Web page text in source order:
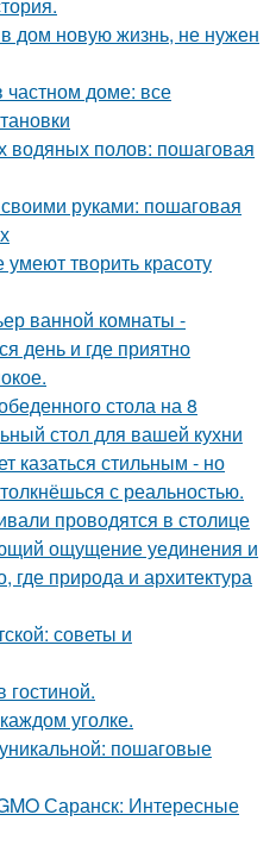
дом новую жизнь, не нужен
доме: все
полов: пошаговая
руками: пошаговая
творить красоту
ванной комнаты -
день и где приятно
стола на 8
стол для вашей кухни
казаться стильным - но
с реальностью.
проводятся в столице
ощущение уединения и
где природа и архитектура
советы и
гостиной.
уголке.
пошаговые
Саранск: Интересные